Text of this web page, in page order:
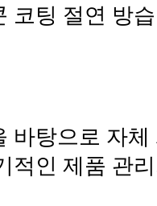
코팅 절연 방
바탕으로 자
적인 제품 관